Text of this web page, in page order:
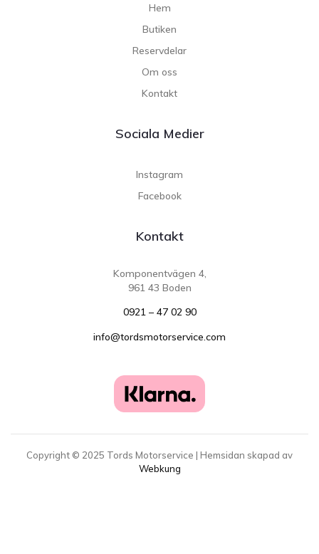
Hem
Butiken
Reservdelar
Om oss
Kontakt
Sociala Medier
Instagram
Facebook
Kontakt
Komponentvägen 4,
961 43 Boden
0921 – 47 02 90
info@tordsmotorservice.com
Copyright © 2025 Tords Motorservice | Hemsidan skapad av
Webkung